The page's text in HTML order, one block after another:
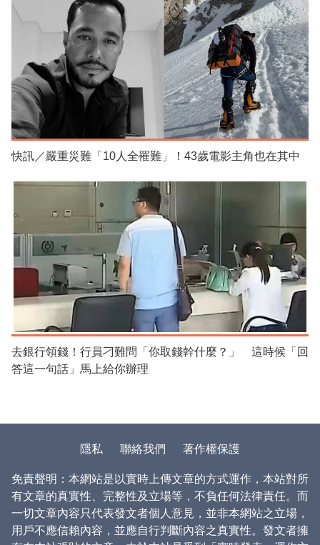
快訊／嚴重災難「10人全罹難」！43歲電影主角也在其中
去銀行領錢！行員刁難問「你取錢幹什麼？」 這時候「回
答這一句話」馬上給你辦理
隱私 聯絡我們 著作權保護
免責聲明：本網站是以實時上傳文章的方式運作，本站對所
有文章的真實性、完整性及立場等，不負任何法律責任。而
一切文章內容只代表發文者個人意見，並非本網站之立場，
用戶不應信賴內容，並應自行判斷內容之真實性。發文者擁